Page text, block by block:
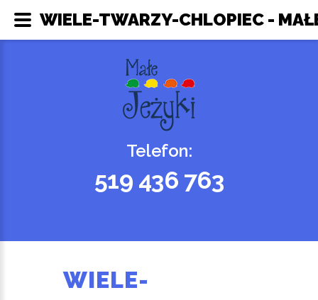
Telefon:
519 436 763
WIELE-
WIELE-TWARZY-CHLOPIEC -